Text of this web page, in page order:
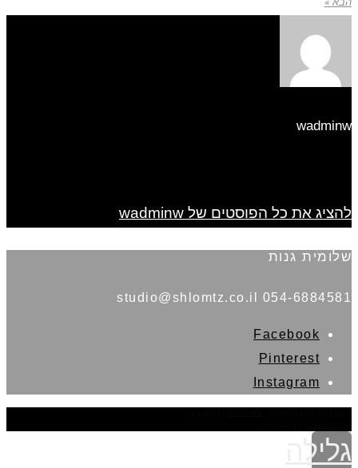
wadminw
להציג את כל הפוסטים של wadminw
שלומית גנות
054-6884581 studio@shlomtz.co.il
Facebook
Pinterest
Instagram
גלילה